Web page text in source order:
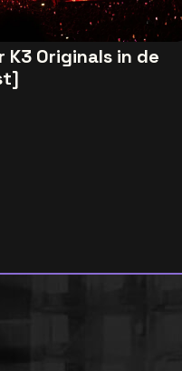
Originals in de